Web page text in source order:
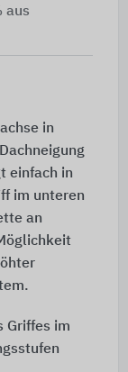
aus
in
einfach in
im unteren
an
Griffes im